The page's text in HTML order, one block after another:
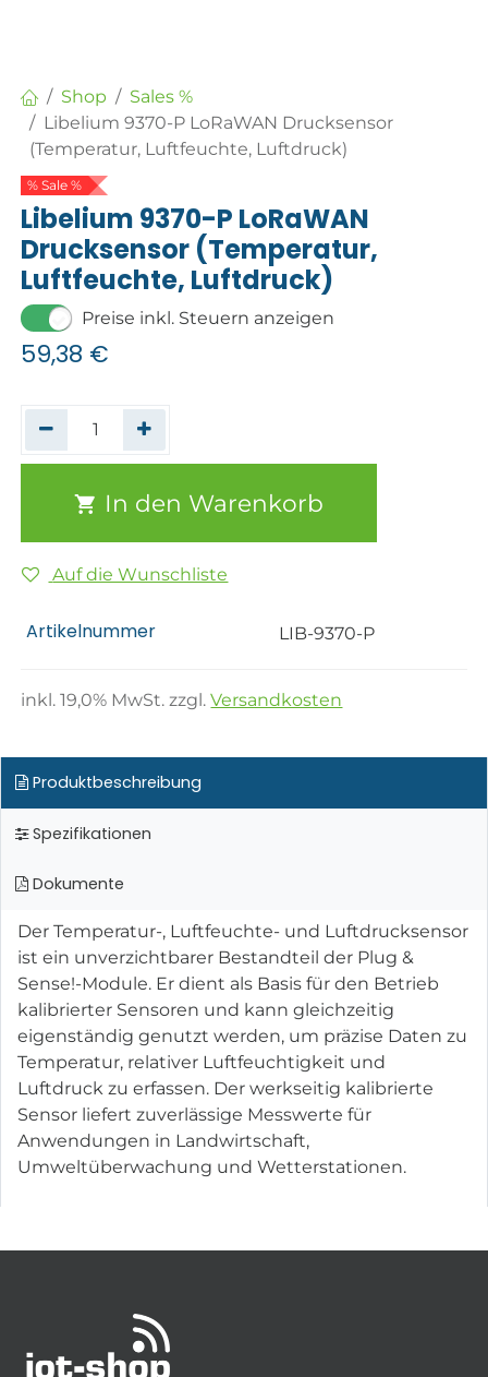
Shop
Sales %
Libelium 9370-P LoRaWAN Drucksensor
(Temperatur, Luftfeuchte, Luftdruck)
% Sale %
Libelium 9370-P LoRaWAN
Drucksensor (Temperatur,
Luftfeuchte, Luftdruck)
Preise inkl. Steuern anzeigen
59,38 €
In den Warenkorb
Auf die Wunschliste
Artikelnummer LIB-9370-P
inkl.19,0% MwSt. zzgl.Versandkosten
Produktbeschreibung
Spezifikationen
Dokumente
Der Temperatur-, Luftfeuchte- und Luftdrucksensor
ist ein unverzichtbarer Bestandteil der Plug &
Sense!-Module. Er dient als Basis für den Betrieb
kalibrierter Sensoren und kann gleichzeitig
eigenständig genutzt werden, um präzise Daten zu
Temperatur, relativer Luftfeuchtigkeit und
Luftdruck zu erfassen. Der werkseitig kalibrierte
Sensor liefert zuverlässige Messwerte für
Anwendungen in Landwirtschaft,
Umweltüberwachung und Wetterstationen.